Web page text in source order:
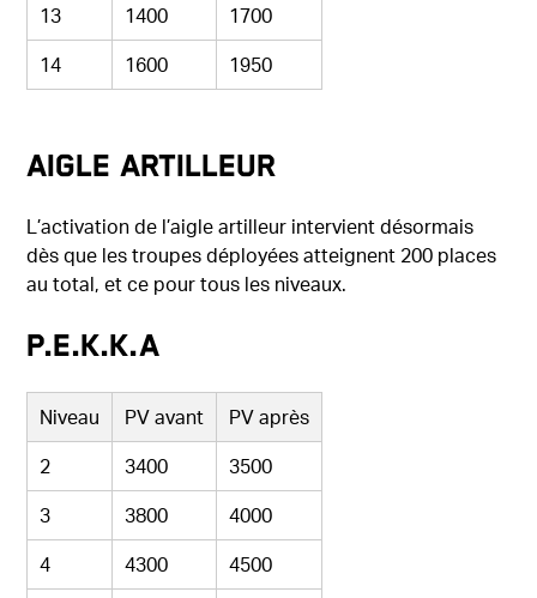
13
1400
1700
14
1600 1950
Aigle artilleur
L’activation de l’aigle artilleur intervient désormais
dès que les troupes déployées atteignent 200 places
au total, et ce pour tous les niveaux.
P.E.K.K.A
Niveau PV avant
PV après
2
3400
3500
3
3800
4000
4
4300
4500